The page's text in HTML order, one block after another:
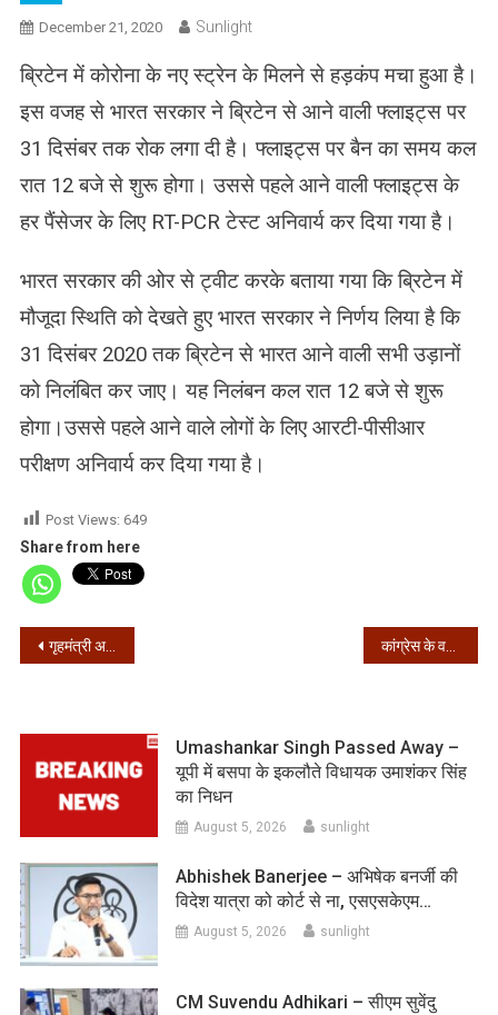
December 21, 2020 Sunlight
ब्रिटेन में कोरोना के नए स्ट्रेन के मिलने से हड़कंप मचा हुआ है।
इस वजह से भारत सरकार ने ब्रिटेन से आने वाली फ्लाइट्स पर
31 दिसंबर तक रोक लगा दी है। फ्लाइट्स पर बैन का समय कल
रात 12 बजे से शुरू होगा। उससे पहले आने वाली फ्लाइट्स के
हर पैंसेजर के लिए RT-PCR टेस्ट अनिवार्य कर दिया गया है।
भारत सरकार की ओर से ट्वीट करके बताया गया कि ब्रिटेन में
मौजूदा स्थिति को देखते हुए भारत सरकार ने निर्णय लिया है कि
31 दिसंबर 2020 तक ब्रिटेन से भारत आने वाली सभी उड़ानों
को निलंबित कर जाए। यह निलंबन कल रात 12 बजे से शुरू
होगा।उससे पहले आने वाले लोगों के लिए आरटी-पीसीआर
परीक्षण अनिवार्य कर दिया गया है।
Post Views: 649
Share from here
Post
गृहमंत्री अमित शाह के रोड शो के जवाब में 29 दिसम्बर को मुख्यमंत्री ममता बनर्जी का रोड शो कांग्रेस के वरिष्ठ नेता मोतीलाल वोरा का निधन
Umashankar Singh Passed Away –
यूपी में बसपा के इकलौते विधायक उमाशंकर सिंह
का निधन
August 5, 2026 sunlight
Abhishek Banerjee – अभिषेक बनर्जी की
विदेश यात्रा को कोर्ट से ना, एसएसकेएम…
August 5, 2026 sunlight
CM Suvendu Adhikari – सीएम सुवेंदु